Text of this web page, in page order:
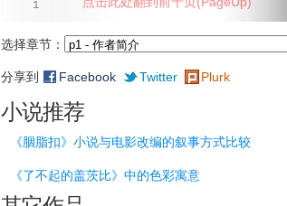
1
选择章节：
分享到 Facebook Twitter Plurk
小说推荐
《胭脂扣》小说与电影改编的叙事方式比较
《了不起的盖茨比》中的色彩寓意